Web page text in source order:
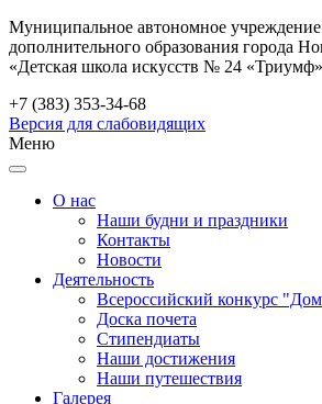
Муниципальное автономное учреждение
дополнительного образования города
«Детская школа искусств № 24 «Триумф»
+7 (383) 353-34-68
Версия для слабовидящих
Меню
О нас
Наши будни и праздники
Контакты
Новости
Деятельность
Всероссийский конкурс
Доска почета
Стипендиаты
Наши достижения
Наши путешествия
Галерея